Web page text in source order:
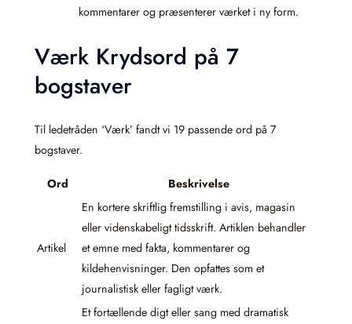
kommentarer og præsenterer værket i ny form.
Værk Krydsord på 7
bogstaver
Til ledetråden ‘Værk’ fandt vi 19 passende ord på 7
bogstaver.
Ord Beskrivelse
Artikel
En kortere skriftlig fremstilling i avis, magasin
eller videnskabeligt tidsskrift. Artiklen behandler
et emne med fakta, kommentarer og
kildehenvisninger. Den opfattes som et
journalistisk eller fagligt værk.
Et fortællende digt eller sang med dramatisk